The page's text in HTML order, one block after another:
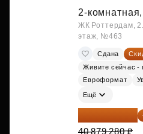
2-комнатная,
ЖК Роттердам,
этаж, №463
Сдана
Живите сейчас -
Евроформат
Ещё
34 338 595 ₽
40 879 280 ₽